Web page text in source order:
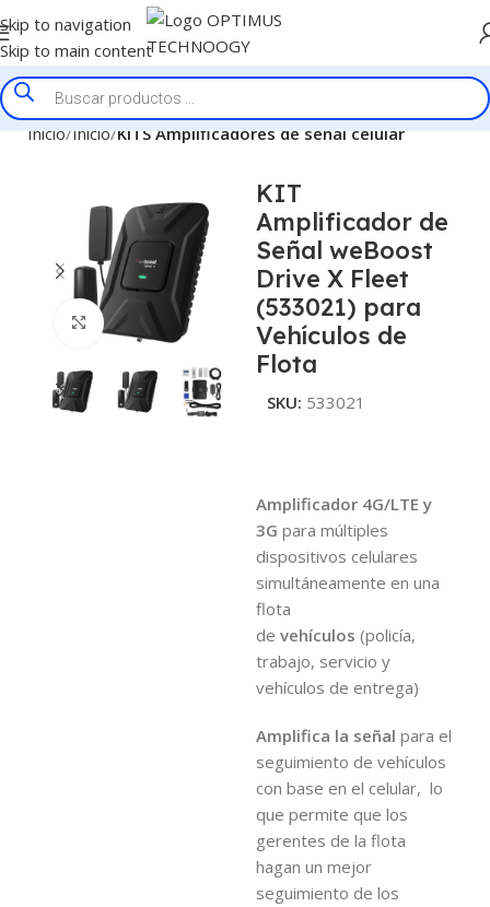
Skip to navigation
Skip to main content
Inicio Inicio KITS Amplificadores de señal celular
Click to enlarge
KIT
Amplificador de
Señal weBoost
Drive X Fleet
(533021) para
Vehículos de
Flota
SKU: 533021
Amplificador 4G/LTE y
3G para múltiples
dispositivos celulares
simultáneamente en una
flota
de vehículos (policía,
trabajo, servicio y
vehículos de entrega)
Amplifica la señal para el
seguimiento de vehículos
con base en el celular, lo
que permite que los
gerentes de la flota
hagan un mejor
seguimiento de los